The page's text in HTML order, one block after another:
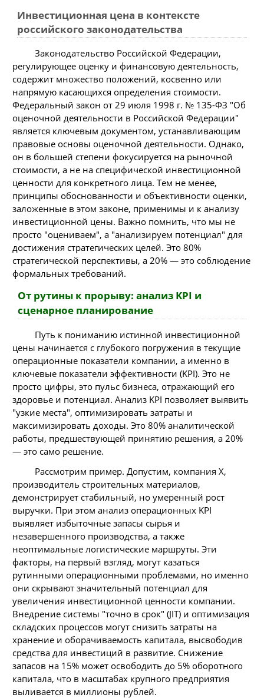
Инвестиционная цена в контексте
российского законодательства
Законодательство Российской Федерации,
регулирующее оценку и финансовую деятельность,
содержит множество положений, косвенно или
напрямую касающихся определения стоимости.
Федеральный закон от 29 июля 1998 г. № 135-ФЗ "Об
оценочной деятельности в Российской Федерации"
является ключевым документом, устанавливающим
правовые основы оценочной деятельности. Однако,
он в большей степени фокусируется на рыночной
стоимости, а не на специфической инвестиционной
ценности для конкретного лица. Тем не менее,
принципы обоснованности и объективности оценки,
заложенные в этом законе, применимы и к анализу
инвестиционной цены. Важно помнить, что мы не
просто "оцениваем", а "анализируем потенциал" для
достижения стратегических целей. Это 80%
стратегической перспективы, а 20% — это соблюдение
формальных требований.
От рутины к прорыву: анализ KPI и
сценарное планирование
Путь к пониманию истинной инвестиционной
цены начинается с глубокого погружения в текущие
операционные показатели компании, а именно в
ключевые показатели эффективности (KPI). Это не
просто цифры, это пульс бизнеса, отражающий его
здоровье и потенциал. Анализ KPI позволяет выявить
"узкие места", оптимизировать затраты и
максимизировать доходы. Это 80% аналитической
работы, предшествующей принятию решения, а 20%
— это само решение.
Рассмотрим пример. Допустим, компания X,
производитель строительных материалов,
демонстрирует стабильный, но умеренный рост
выручки. При этом анализ операционных KPI
выявляет избыточные запасы сырья и
незавершенного производства, а также
неоптимальные логистические маршруты. Эти
факторы, на первый взгляд, могут казаться
рутинными операционными проблемами, но именно
они скрывают значительный потенциал для
увеличения инвестиционной ценности компании.
Внедрение системы "точно в срок" (JIT) и оптимизация
складских процессов могут снизить затраты на
хранение и оборачиваемость капитала, высвободив
средства для инвестиций в развитие. Снижение
запасов на 15% может освободить до 5% оборотного
капитала, что в масштабах крупного предприятия
выливается в миллионы рублей.